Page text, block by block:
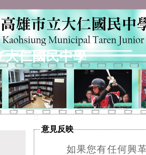
大仁國民中學
:::
意見反映
如果您有任何興